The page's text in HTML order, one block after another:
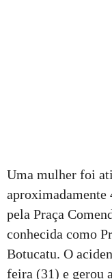
Uma mulher foi
aproximadamente
pela Praça
conhecida como
Botucatu. O
feira (31) e gerou